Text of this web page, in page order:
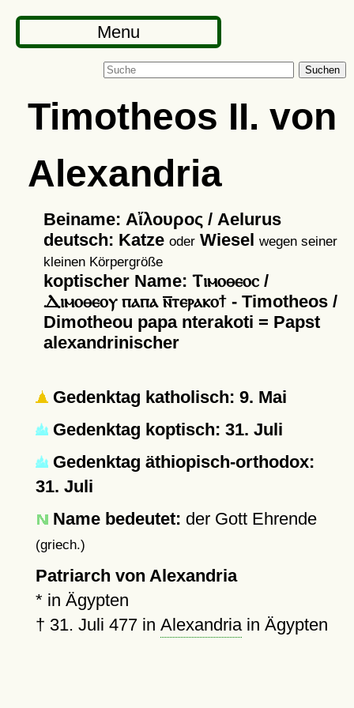
Menu
Suchen
Timotheos II. von
Alexandria
Beiname: Αἴλουρος / Aelurus
deutsch: Katze oderWiesel wegen seiner
kleinen Körpergröße
koptischer Name: Ⲧⲓⲙⲟⲑⲉⲟⲥ /
Ⲇⲓⲙⲟⲑⲉⲟⲩ ⲡⲁⲡⲁ ⲛ︦ⲧⲉⲣⲁⲕⲟϯ - Timotheos /
Dimotheou papa nterakoti = Papst
alexandrinischer
Gedenktag katholisch: 9. Mai
Gedenktag koptisch: 31. Juli
Gedenktag äthiopisch-orthodox:
31. Juli
Name bedeutet: der Gott Ehrende
(griech.)
Patriarch von Alexandria
* in Ägypten
† 31. Juli 477in Alexandriain Ägypten